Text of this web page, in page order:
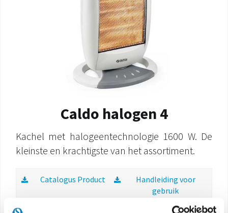
Caldo halogen 4
Kachel met halogeentechnologie 1600 W. De
kleinste en krachtigste van het assortiment.
Catalogus Product
Handleiding voor
gebruik